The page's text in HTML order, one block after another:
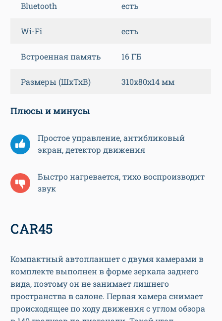
Bluetooth есть
Wi-Fi есть
Встроенная память 16 ГБ
Размеры (ШхТхВ) 310х80х14 мм
Плюсы и минусы
Простое управление, антибликовый
экран, детектор движения
Быстро нагревается, тихо воспроизводит
звук
СAR45
Компактный автопланшет с двумя камерами в
комплекте выполнен в форме зеркала заднего
вида, поэтому он не занимает лишнего
пространства в салоне. Первая камера снимает
происходящее по ходу движения с углом обзора